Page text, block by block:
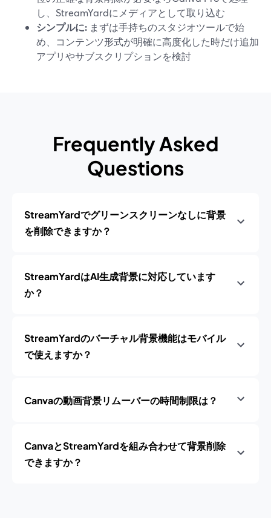
し、StreamYardにメディアとして取り込む
シンプルに: まずは手持ちのスタジオツールで始
め、コンテンツ形式が明確に高度化した時だけ追加
アプリやサブスクリプションを検討
Frequently Asked
Questions
StreamYardでグリーンスクリーンなしに背景
を削除できますか？
StreamYardはAI生成背景に対応しています
か？
StreamYardのバーチャル背景機能はモバイル
で使えますか？
Canvaの動画背景リムーバーの時間制限は？
CanvaとStreamYardを組み合わせて背景削除
できますか？